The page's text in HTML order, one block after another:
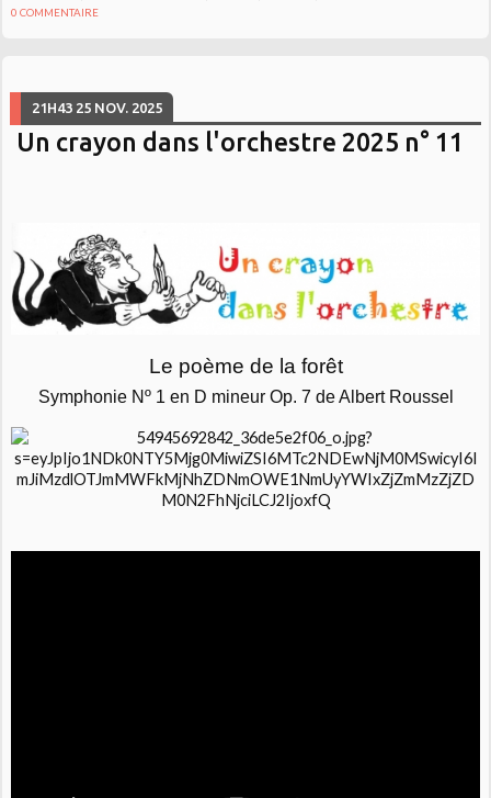
0 COMMENTAIRE
21H43 25 NOV. 2025
Un crayon dans l'orchestre 2025 n° 11
Le poème de la forêt
Symphonie Nº 1 en D mineur Op. 7 de Albert Roussel